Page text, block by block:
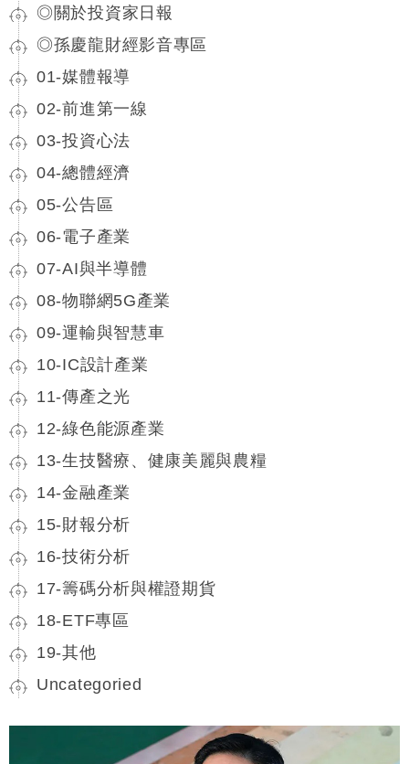
◎關於投資家日報
◎孫慶龍財經影音專區
01-媒體報導
02-前進第一線
03-投資心法
04-總體經濟
05-公告區
06-電子產業
07-AI與半導體
08-物聯網5G產業
09-運輸與智慧車
10-IC設計產業
11-傳產之光
12-綠色能源產業
13-生技醫療、健康美麗與農糧
14-金融產業
15-財報分析
16-技術分析
17-籌碼分析與權證期貨
18-ETF專區
19-其他
Uncategoried